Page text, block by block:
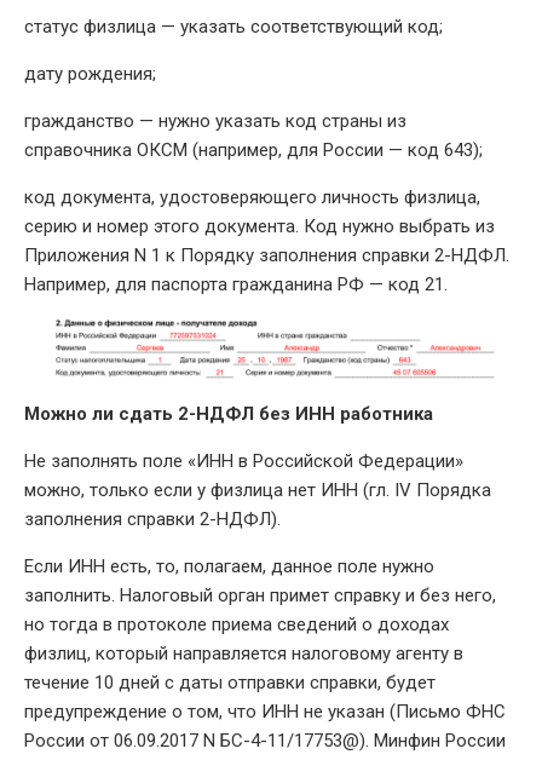
статус физлица — указать соответствующий код;
дату рождения;
гражданство — нужно указать код страны из
справочника ОКСМ (например, для России — код 643);
код документа, удостоверяющего личность физлица,
серию и номер этого документа. Код нужно выбрать из
Приложения N 1 к Порядку заполнения справки 2-НДФЛ.
Например, для паспорта гражданина РФ — код 21.
Можно ли сдать 2-НДФЛ без ИНН работника
Не заполнять поле «ИНН в Российской Федерации»
можно, только если у физлица нет ИНН (гл. IV Порядка
заполнения справки 2-НДФЛ).
Если ИНН есть, то, полагаем, данное поле нужно
заполнить. Налоговый орган примет справку и без него,
но тогда в протоколе приема сведений о доходах
физлиц, который направляется налоговому агенту в
течение 10 дней с даты отправки справки, будет
предупреждение о том, что ИНН не указан (Письмо ФНС
России от 06.09.2017 N БС-4-11/17753@). Минфин России